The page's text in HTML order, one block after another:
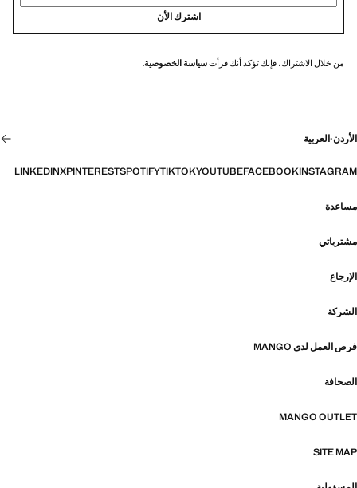
اشترك الأن
من خلال الاشتراك، فإنك تؤكد أنك قرأتسياسة الخصوصية.
الأردن·العربية
INSTAGRAM
FACEBOOK
YOUTUBE
TIKTOK
SPOTIFY
PINTEREST
X
LINKEDIN
مساعدة
مشترياتي
الإرجاع
الشركة
فرص العمل لدى MANGO
الصحافة
MANGO OUTLET
SITE MAP